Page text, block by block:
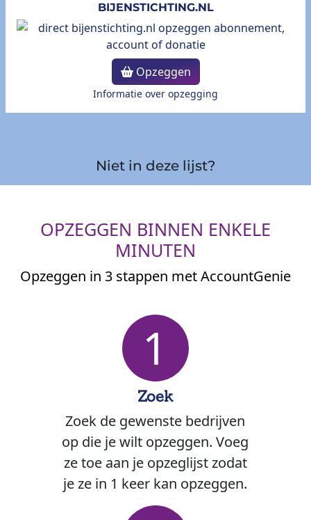
BIJENSTICHTING.NL
Opzeggen
Informatie over opzegging
Niet in deze lijst?
OPZEGGEN BINNEN ENKELE
MINUTEN
Opzeggen in 3 stappen met AccountGenie
1
Zoek
Zoek de gewenste bedrijven
op die je wilt opzeggen. Voeg
ze toe aan je opzeglijst zodat
je ze in 1 keer kan opzeggen.